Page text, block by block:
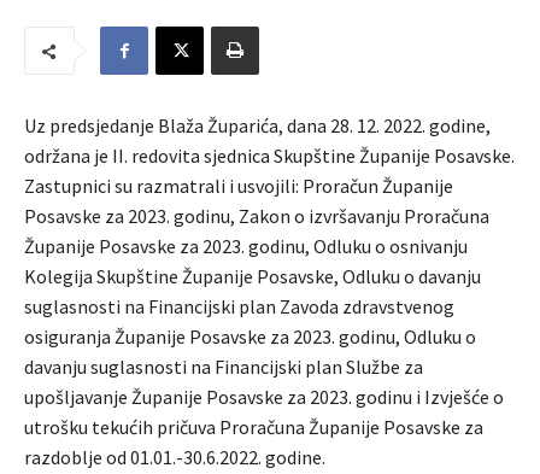
Uz predsjedanje Blaža Župarića, dana 28. 12. 2022. godine,
održana je II. redovita sjednica Skupštine Županije Posavske.
Zastupnici su razmatrali i usvojili: Proračun Županije
Posavske za 2023. godinu, Zakon o izvršavanju Proračuna
Županije Posavske za 2023. godinu, Odluku o osnivanju
Kolegija Skupštine Županije Posavske, Odluku o davanju
suglasnosti na Financijski plan Zavoda zdravstvenog
osiguranja Županije Posavske za 2023. godinu, Odluku o
davanju suglasnosti na Financijski plan Službe za
upošljavanje Županije Posavske za 2023. godinu i Izvješće o
utrošku tekućih pričuva Proračuna Županije Posavske za
razdoblje od 01.01.-30.6.2022. godine.